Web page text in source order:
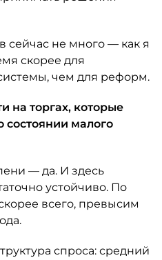
сейчас не много — как я
скорее для
чем для реформ.
на торгах, которые
состоянии малого
— да. И здесь
устойчиво. По
всего, превысим
спроса: средний